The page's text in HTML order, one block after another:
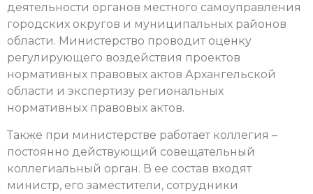
деятельности органов местного самоуправления
городских округов и муниципальных районов
области. Министерство проводит оценку
регулирующего воздействия проектов
нормативных правовых актов Архангельской
области и экспертизу региональных
нормативных правовых актов.
Также при министерстве работает коллегия –
постоянно действующий совещательный
коллегиальный орган. В ее состав входят
министр, его заместители, сотрудники